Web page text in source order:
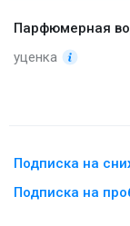
Парфюмерная
уценка
Подписка на
Подписка на